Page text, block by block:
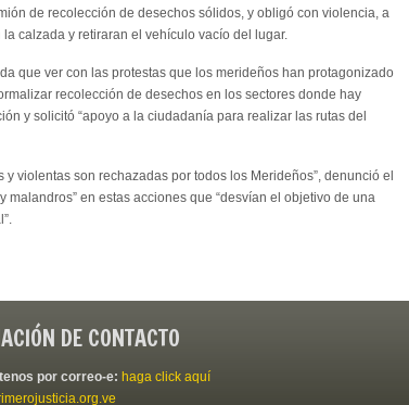
de recolección de desechos sólidos, y obligó con violencia, a
calzada y retiraran el vehículo vacío del lugar.
que ver con las protestas que los merideños han protagonizado
recolección de desechos en los sectores donde hay
y solicitó “‪apoyo a la ciudadanía para realizar las rutas del
violentas son rechazadas por todos los Merideños”, denunció el
en estas acciones que “desvían el objetivo de una
DE CONTACTO
por correo-e: haga click aquí